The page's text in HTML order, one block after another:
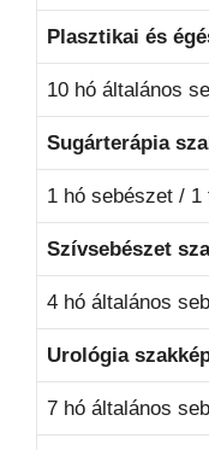
Plasztikai és
10 hó általános
Sugárterápia
1 hó sebészet / 1
Szívsebészet
4 hó általános
Urológia
7 hó általános